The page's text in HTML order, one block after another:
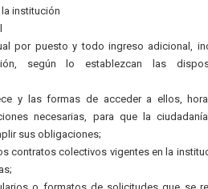
institución
por puesto y todo ingreso adicional,
según lo establezcan las
y las formas de acceder a ellos,
necesarias, para que la
sus obligaciones;
contratos colectivos vigentes en la